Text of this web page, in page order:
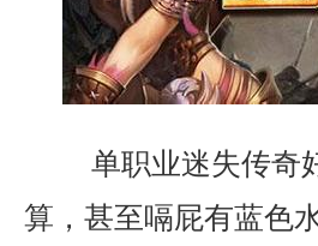
单职业迷失传奇
算，甚至嗝屁有蓝色